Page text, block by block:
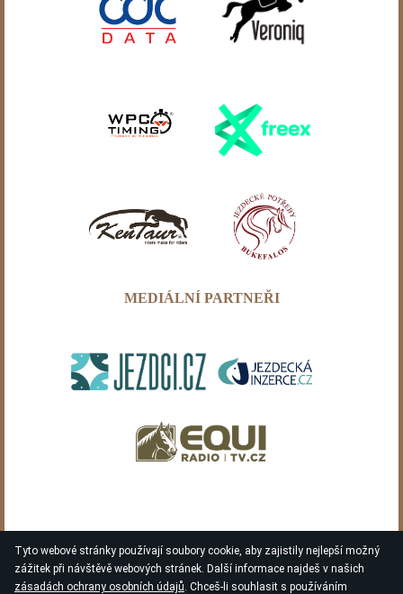
Tyto webové stránky používají soubory cookie, aby zajistily nejlepší možný
zážitek při návštěvě webových stránek. Další informace najdeš v našich
zásadách ochrany osobních údajů. Chceš-li souhlasit s používáním
MEDIÁLNÍ PARTNEŘI